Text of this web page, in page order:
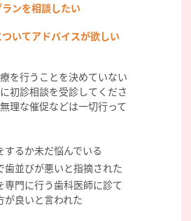
ンを相談したい
いてアドバイスが欲しい
を行うことを決めていない
初診相談を受診してくださ
理な催促などは一切行って
するか未だ悩んでいる
歯並びが悪いと指摘された
専門に行う歯科医師に診て
が良いと言われた